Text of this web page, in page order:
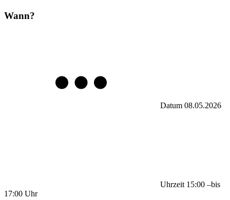
Wann?
Datum 08.05.2026
Uhrzeit 15:00 –bis
17:00 Uhr